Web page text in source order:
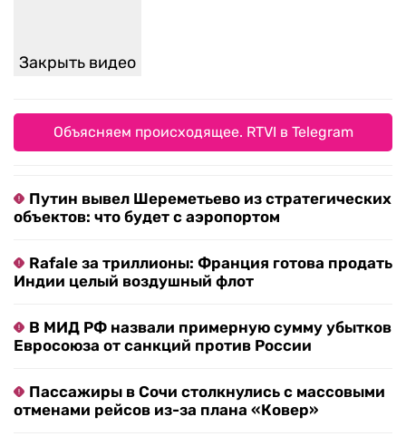
Закрыть видео
Объясняем происходящее. RTVI в Telegram
Путин вывел Шереметьево из стратегических
объектов: что будет с аэропортом
Rafale за триллионы: Франция готова продать
Индии целый воздушный флот
В МИД РФ назвали примерную сумму убытков
Евросоюза от санкций против России
Пассажиры в Сочи столкнулись с массовыми
отменами рейсов из-за плана «Ковер»